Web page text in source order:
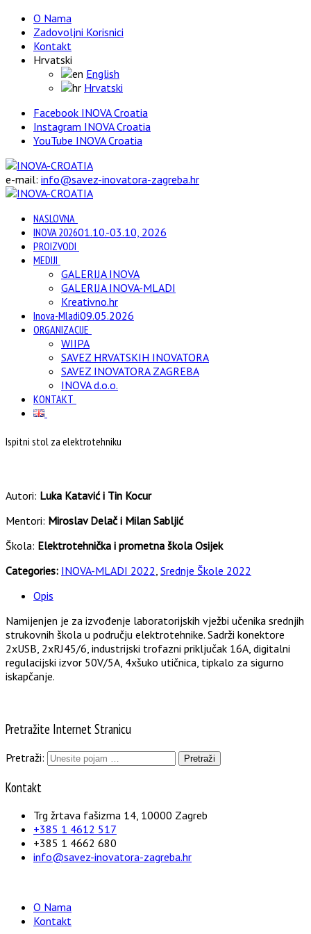
O Nama
Zadovoljni Korisnici
Kontakt
Hrvatski
English
Hrvatski
Facebook INOVA Croatia
Instagram INOVA Croatia
YouTube INOVA Croatia
e-mail: info@savez-inovatora-zagreba.hr
NASLOVNA
INOVA 202601.10.-03.10, 2026
PROIZVODI
MEDIJI
GALERIJA INOVA
GALERIJA INOVA-MLADI
Kreativno.hr
Inova-Mladi09.05.2026
ORGANIZACIJE
WIIPA
SAVEZ HRVATSKIH INOVATORA
SAVEZ INOVATORA ZAGREBA
INOVA d.o.o.
KONTAKT
Ispitni stol za elektrotehniku
Autori: Luka Katavić i Tin Kocur
Mentori: Miroslav Delač i Milan Sabljić
Škola: Elektrotehnička i prometna škola Osijek
Categories: INOVA-MLADI 2022 Srednje Škole 2022
Opis
Namijenjen je za izvođenje laboratorijskih vježbi učenika srednjih
strukovnih škola u području elektrotehnike. Sadrži konektore
2xUSB, 2xRJ45/6, industrijski trofazni priključak 16A, digitalni
regulacijski izvor 50V/5A, 4xšuko utičnica, tipkalo za sigurno
iskapčanje.
Pretražite Internet Stranicu
Pretraži:
Kontakt
Trg žrtava fašizma 14, 10000 Zagreb
+385 1 4612 517
+385 1 4662 680
info@savez-inovatora-zagreba.hr
O Nama
Kontakt